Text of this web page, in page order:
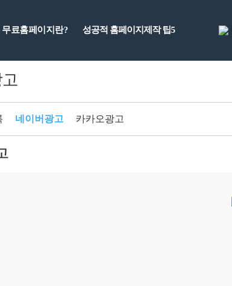
무료홈페이지란? 성공적 홈페이지제작 팁5
네이버광고 카카오광고